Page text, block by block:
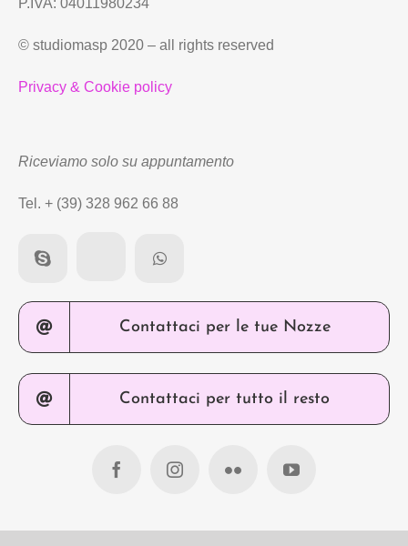
P.IVA: 04011980234
© studiomasp 2020 – all rights reserved
Privacy & Cookie policy
Riceviamo solo su appuntamento
Tel. + (39) 328 962 66 88
Contattaci per le tue Nozze
Contattaci per tutto il resto